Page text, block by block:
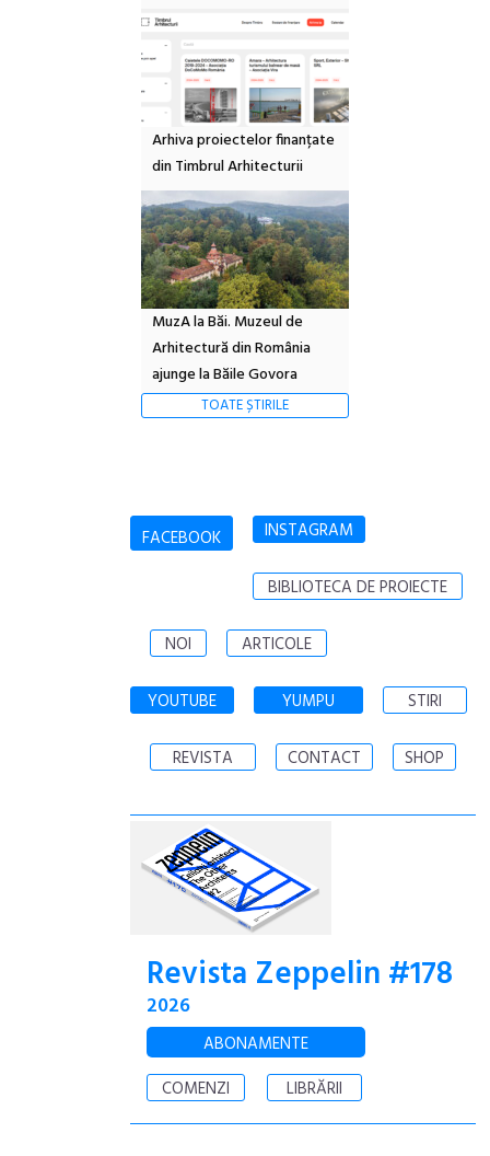
Arhiva proiectelor finanțate
din Timbrul Arhitecturii
MuzA la Băi. Muzeul de
Arhitectură din România
ajunge la Băile Govora
TOATE ȘTIRILE
FACEBOOK INSTAGRAM
BIBLIOTECA DE PROIECTE
NOI ARTICOLE
YOUTUBE YUMPU STIRI
REVISTA CONTACT SHOP
Revista Zeppelin #178
2026
ABONAMENTE
COMENZI
LIBRĂRII